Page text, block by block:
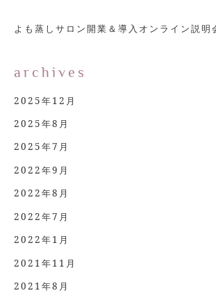
よも蒸しサロン開業＆導入オンライン説明
archives
2025年12月
2025年8月
2025年7月
2022年9月
2022年8月
2022年7月
2022年1月
2021年11月
2021年8月